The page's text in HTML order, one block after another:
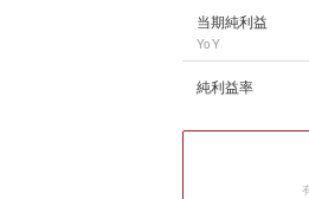
当期純利益
YoY
純利益率